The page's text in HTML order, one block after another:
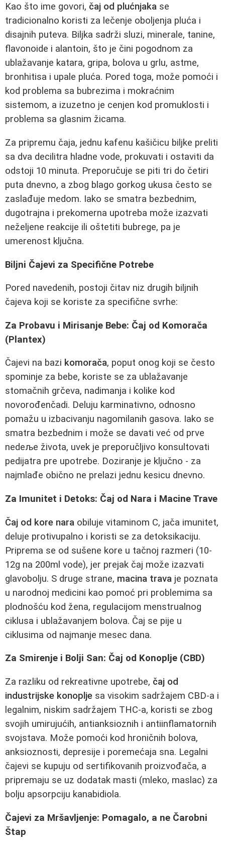
Kao što ime govori, čaj od plućnjaka se
tradicionalno koristi za lečenje oboljenja pluća i
disajnih puteva. Biljka sadrži sluzi, minerale, tanine,
flavonoide i alantoin, što je čini pogodnom za
ublažavanje katara, gripa, bolova u grlu, astme,
bronhitisa i upale pluća. Pored toga, može pomoći i
kod problema sa bubrezima i mokraćnim
sistemom, a izuzetno je cenjen kod promuklosti i
problema sa glasnim žicama.
Za pripremu čaja, jednu kafenu kašičicu biljke preliti
sa dva decilitra hladne vode, prokuvati i ostaviti da
odstoji 10 minuta. Preporučuje se piti tri do četiri
puta dnevno, a zbog blago gorkog ukusa često se
zaslađuje medom. Iako se smatra bezbednim,
dugotrajna i prekomerna upotreba može izazvati
neželjene reakcije ili oštetiti bubrege, pa je
umerenost ključna.
Biljni Čajevi za Specifične Potrebe
Pored navedenih, postoji čitav niz drugih biljnih
čajeva koji se koriste za specifične svrhe:
Za Probavu i Mirisanje Bebe: Čaj od Komorača
(Plantex)
Čajevi na bazi komorača, poput onog koji se često
spominje za bebe, koriste se za ublažavanje
stomačnih grčeva, nadimanja i kolike kod
novorođenčadi. Deluju karminativno, odnosno
pomažu u izbacivanju nagomilanih gasova. Iako se
smatra bezbednim i može se davati već od prve
nedeље života, uvek je preporučljivo konsultovati
pedijatra pre upotrebe. Doziranje je ključno - za
najmlađe obično ne prelazi jednu kesicu dnevno.
Za Imunitet i Detoks: Čaj od Nara i Macine Trave
Čaj od kore nara obiluje vitaminom C, jača imunitet,
deluje protivupalno i koristi se za detoksikaciju.
Priprema se od sušene kore u tačnoj razmeri (10-
12g na 200ml vode), jer prejak čaj može izazvati
glavobolju. S druge strane, macina trava je poznata
u narodnoj medicini kao pomoć pri problemima sa
plodnošću kod žena, regulacijom menstrualnog
ciklusa i ublažavanjem bolova. Čaj se pije u
ciklusima od najmanje mesec dana.
Za Smirenje i Bolji San: Čaj od Konoplje (CBD)
Za razliku od rekreativne upotrebe, čaj od
industrijske konoplje sa visokim sadržajem CBD-a i
legalnim, niskim sadržajem THC-a, koristi se zbog
svojih umirujućih, antianksioznih i antiinflamatornih
svojstava. Može pomoći kod hroničnih bolova,
anksioznosti, depresije i poremećaja sna. Legalni
čajevi se kupuju od sertifikovanih proizvođača, a
pripremaju se uz dodatak masti (mleko, maslac) za
bolju apsorpciju kanabidiola.
Čajevi za Mršavljenje: Pomagalo, a ne Čarobni
Štap